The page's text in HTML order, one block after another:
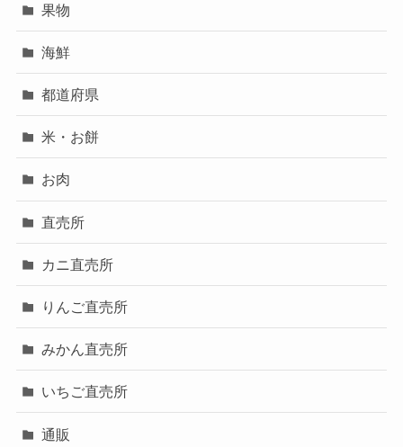
果物
海鮮
都道府県
米・お餅
お肉
直売所
カニ直売所
りんご直売所
みかん直売所
いちご直売所
通販